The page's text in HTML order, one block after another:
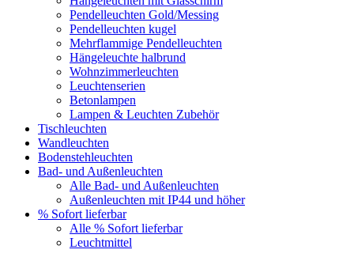
Pendelleuchten Gold/Messing
Pendelleuchten kugel
Mehrflammige Pendelleuchten
Hängeleuchte halbrund
Wohnzimmerleuchten
Leuchtenserien
Betonlampen
Lampen & Leuchten Zubehör
Tischleuchten
Wandleuchten
Bodenstehleuchten
Bad- und Außenleuchten
Alle Bad- und Außenleuchten
Außenleuchten mit IP44 und höher
% Sofort lieferbar
Alle % Sofort lieferbar
Leuchtmittel